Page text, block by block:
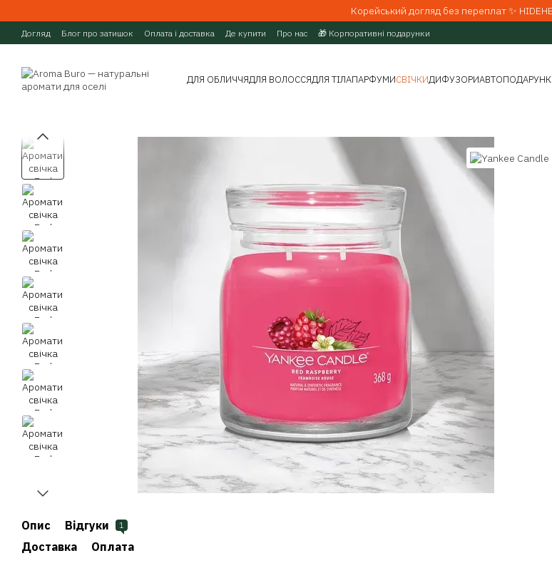
Корейський догляд без переплат ✨
Догляд Блог про затишок Оплата і доставка Де купити Про нас 🎁 Корпоративні подарунки
ДЛЯ ОБЛИЧЧЯДЛЯ ВОЛОССЯДЛЯ ТІЛАПАРФУМИСВІЧКИДИФУЗОРИАВТО
Опис Відгуки 1
Доставка Оплата